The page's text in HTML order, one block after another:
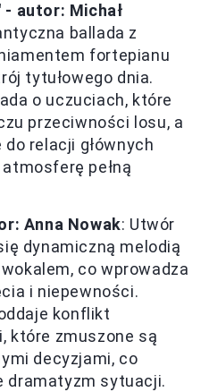
- autor: Michał
ballada z
fortepianu
tytułowego dnia.
o uczuciach, które
przeciwności losu, a
relacji głównych
pełną
Anna Nowak: Utwór
dynamiczną melodią
co wprowadza
i niepewności.
konflikt
które zmuszone są
decyzjami, co
dramatyzm sytuacji.